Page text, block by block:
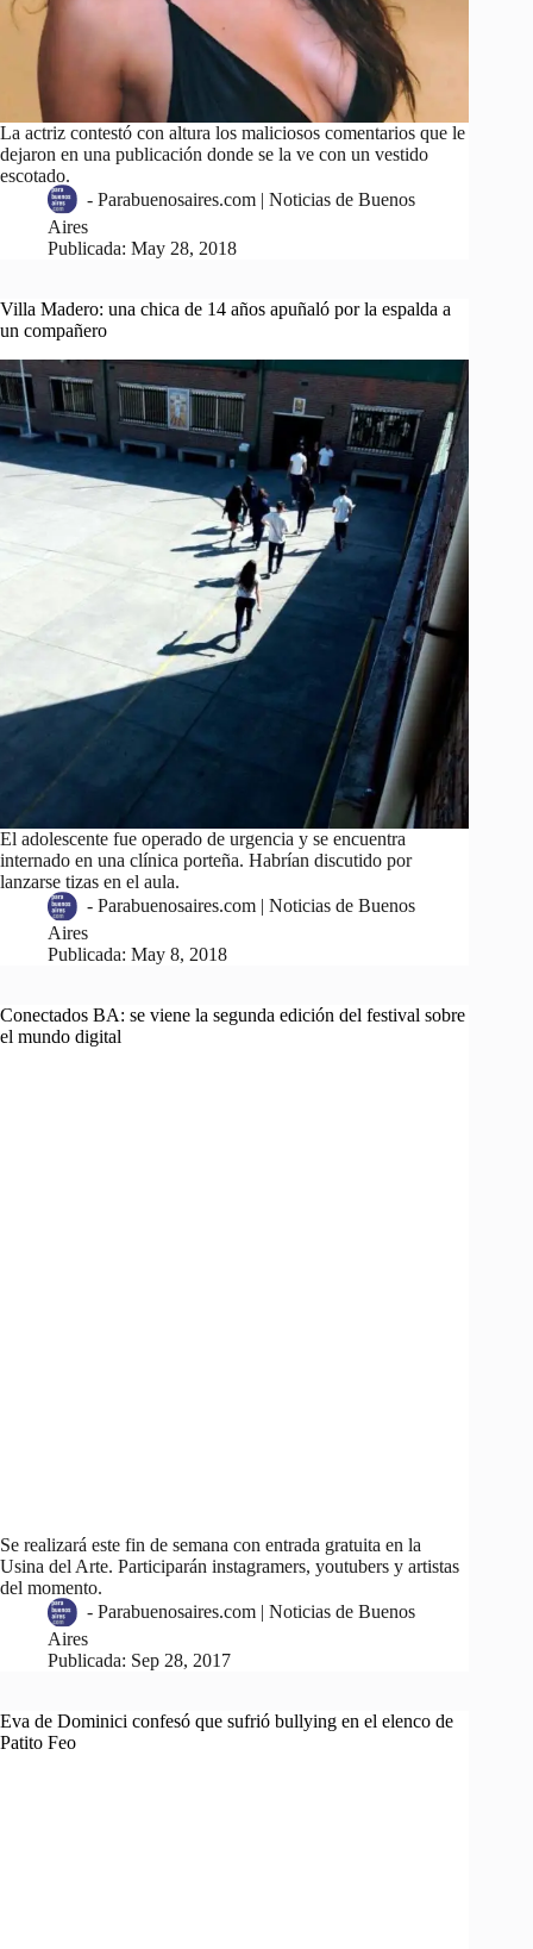
La actriz contestó con altura los maliciosos comentarios que le
dejaron en una publicación donde se la ve con un vestido
escotado.
- Parabuenosaires.com | Noticias de Buenos
Aires
Publicada: May 28, 2018
Villa Madero: una chica de 14 años apuñaló por la espalda a
un compañero
El adolescente fue operado de urgencia y se encuentra
internado en una clínica porteña. Habrían discutido por
lanzarse tizas en el aula.
- Parabuenosaires.com | Noticias de Buenos
Aires
Publicada: May 8, 2018
Conectados BA: se viene la segunda edición del festival sobre
el mundo digital
Se realizará este fin de semana con entrada gratuita en la
Usina del Arte. Participarán instagramers, youtubers y artistas
del momento.
- Parabuenosaires.com | Noticias de Buenos
Aires
Publicada: Sep 28, 2017
Eva de Dominici confesó que sufrió bullying en el elenco de
Patito Feo